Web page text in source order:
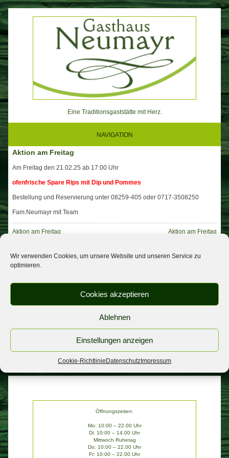
Wir verwenden Cookies, um unsere Website und unseren Service zu
optimieren.
Cookies akzeptieren
Ablehnen
Einstellungen anzeigen
Cookie-Richtlinie Datenschutz Impressum
Skip
to
content
Eine Traditionsgaststätte mit Herz.
NAVIGATION
Aktion am Freitag
Am Freitag den 21.02.25 ab 17:00 Uhr
ofenfrische Spare Rips mit Dip und Pommes
Bestellung und Reservierung unter 08259-405 oder 0717-3508250
Fam.Neumayr mit Team
Beitragsnavigation
Aktion am Freitag Aktion am Freitag
Spargel
Aktion am Freitag
Öffnungszeiten:
Mo: 10:00 – 22.00 Uhr
Di: 10:00 – 14.00 Uhr
Mittwoch Ruhetag
Do: 10:00 – 22.00 Uhr
Fr: 10:00 – 22.00 Uhr